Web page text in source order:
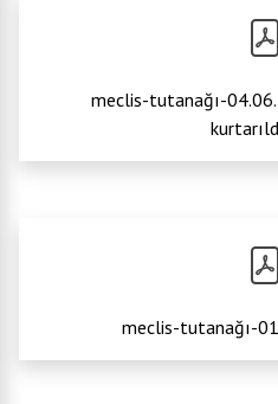
meclis-tutanağı-
meclis-tutanağı-